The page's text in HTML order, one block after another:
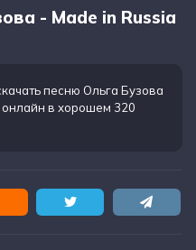
- Made in Russia
песню Ольга Бузова
в хорошем 320